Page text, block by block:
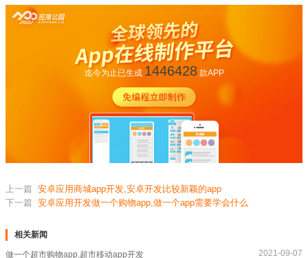
迄今为止已生成 1446428款APP
上一篇 安卓应用商城app开发,安卓开发比较新颖的app
下一篇 安卓应用开发做一个购物app,做一个app需要学会什么
相关新闻
做一个超市购物app,超市移动app开发 2021-09-07